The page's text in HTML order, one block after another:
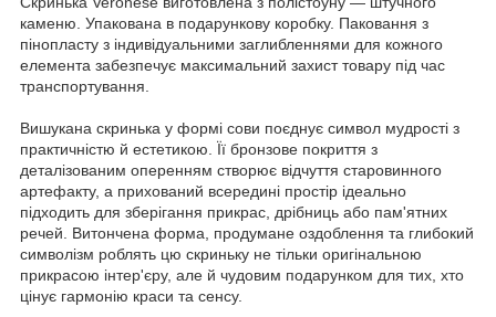
каменю. Упакована в подарункову коробку. Паковання з
пінопласту з індивідуальними заглибленнями для кожного
елемента забезпечує максимальний захист товару під час
транспортування.
Вишукана скринька у формі сови поєднує символ мудрості з
практичністю й естетикою. Її бронзове покриття з
деталізованим оперенням створює відчуття старовинного
артефакту, а прихований всередині простір ідеально
підходить для зберігання прикрас, дрібниць або пам'ятних
речей. Витончена форма, продумане оздоблення та глибокий
символізм роблять цю скриньку не тільки оригінальною
прикрасою інтер'єру, але й чудовим подарунком для тих, хто
цінує гармонію краси та сенсу.